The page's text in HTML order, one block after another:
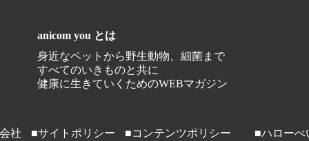
anicom you とは
身近なペットから野生動物、細菌まで
すべてのいきものと共に
健康に生きていくためのWEBマガジン
社 ■サイトポリシー ■コンテンツポリシー ■ハローべ